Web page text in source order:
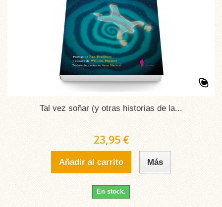
Tal vez soñar (y otras historias de la...
23,95 €
Añadir al carrito Más
En stock.